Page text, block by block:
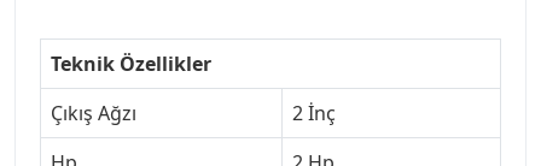
Teknik Özellikler
Çıkış Ağzı
2 İnç